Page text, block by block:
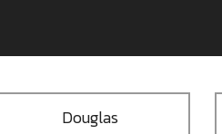
Douglas